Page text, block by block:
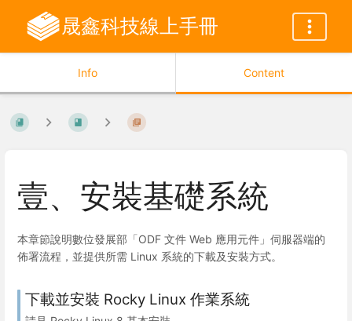
晟鑫科技線上手冊
Info Content
壹、安裝基礎系統
本章節說明數位發展部「ODF 文件 Web 應用元件」伺服器端的
佈署流程，並提供所需 Linux 系統的下載及安裝方式。
下載並安裝 Rocky Linux 作業系統